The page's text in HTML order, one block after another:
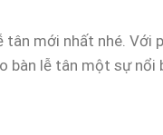
mới nhất nhé. Với
bàn lễ tân một sự nổi